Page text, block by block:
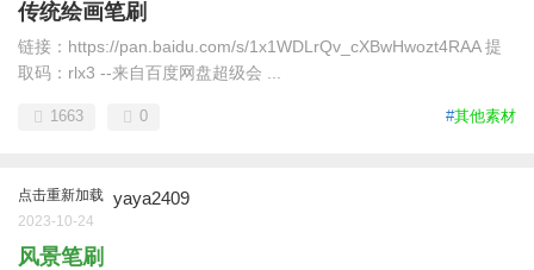
传统绘画笔刷
链接：https://pan.baidu.com/s/1x1WDLrQv_cXBwHwozt4RAA 提
取码：rlx3 --来自百度网盘超级会 ...
#其他素材
1663 0
点击重新加载 yaya2409
2023-10-24
风景笔刷